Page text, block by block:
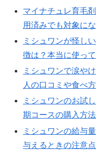
マイナチュレ育毛
用済みでも対象に
ミシュワンが怪し
徴は？本当に使っ
ミシュワンで涙や
人の口コミや食べ
ミシュワンのお試
期コースの購入方
ミシュワンの給与
与えるときの注意点